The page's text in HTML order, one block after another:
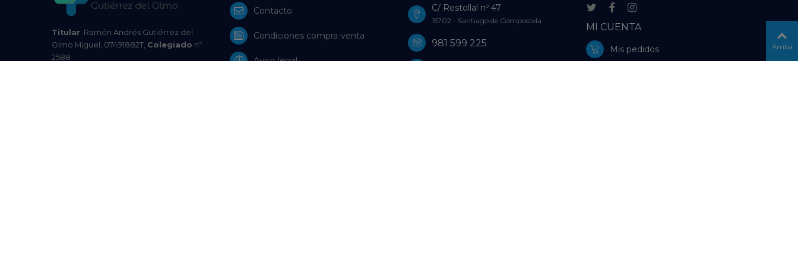
Titular: Ramón Andrés Gutiérrez del
Olmo Miguel, 07491882T, Colegiado nº
2588
Contacto
Condiciones compra-venta
Aviso legal
C/ Restollal nº 47
15702 - Santiago de Compostela
981 599 225
MI CUENTA
Mis pedidos Arriba